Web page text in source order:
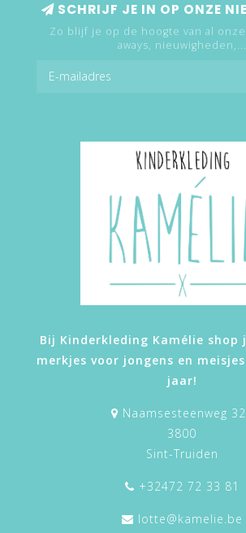
SCHRIJF JE IN OP ONZE
Zo blijf je op de hoogte van al
aways, nieuwigheden,...
Bij Kinderkleding Kamélie shop
merkjes voor jongens en
jaar!
Naamsesteenweg
3800
Sint-Truiden
+32472 72 33 81
lotte@kamelie.be